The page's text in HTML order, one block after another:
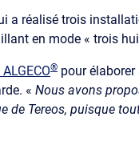
a réalisé trois
en mode « trois
® pour
« Nous avons
de Tereos, puisque